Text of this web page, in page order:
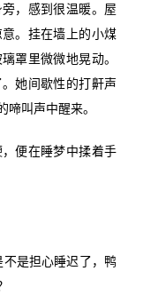
，感到很温暖。屋
。挂在墙上的小煤
罩里微微地晃动。
她间歇性的打鼾声
叫声中醒来。
便在睡梦中揉着手
是担心睡迟了，鸭